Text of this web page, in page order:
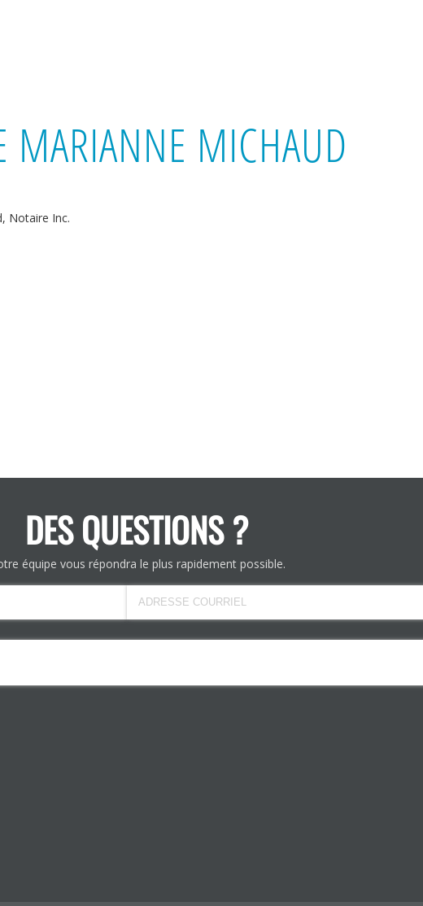
MARIANNE MICHAUD
Notaire Inc.
DES QUESTIONS ?
équipe vous répondra le plus rapidement possible.